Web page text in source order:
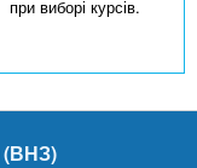
при виборі курсів.
(ВНЗ)